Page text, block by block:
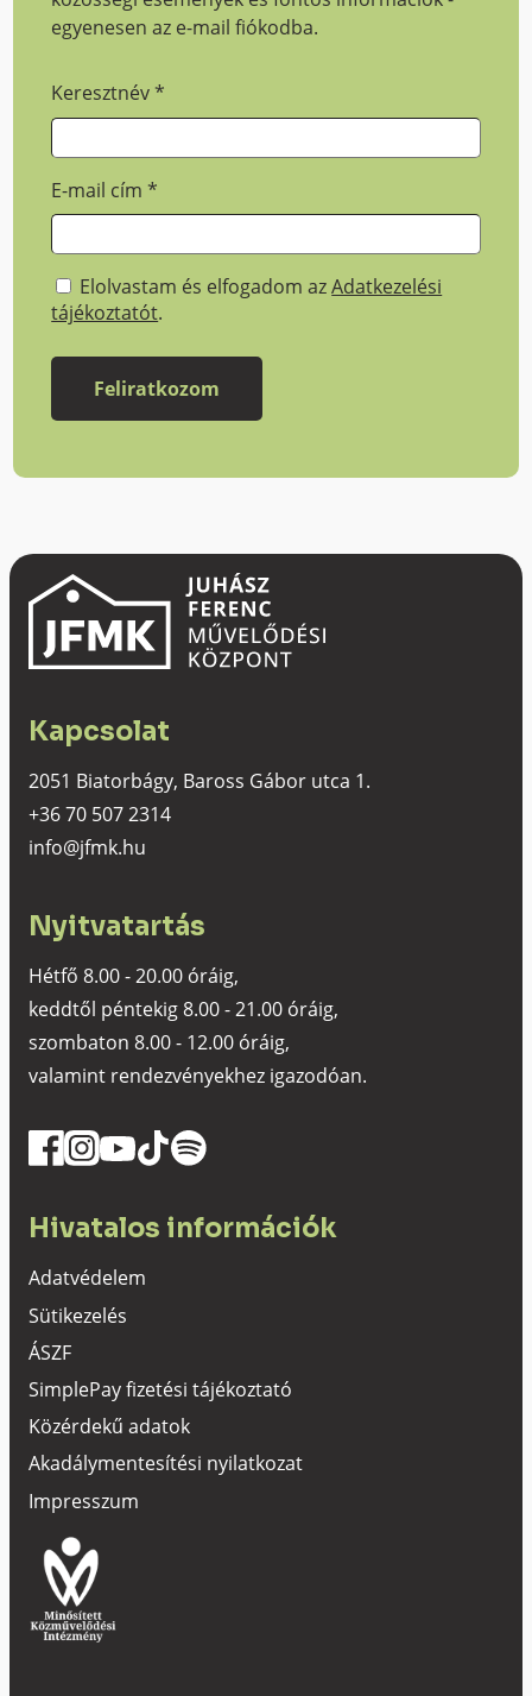
egyenesen az e-mail fiókodba.
Keresztnév*
E-mail cím*
Elolvastam és elfogadom azAdatkezelési
tájékoztatót.
Kapcsolat
2051 Biatorbágy, Baross Gábor utca 1.
+36 70 507 2314
info@jfmk.hu
Nyitvatartás
Hétfő 8.00 - 20.00 óráig,
keddtől péntekig 8.00 - 21.00 óráig,
szombaton 8.00 - 12.00 óráig,
valamint rendezvényekhez igazodóan.
Hivatalos információk
Adatvédelem
Sütikezelés
ÁSZF
SimplePay fizetési tájékoztató
Közérdekű adatok
Akadálymentesítési nyilatkozat
Impresszum